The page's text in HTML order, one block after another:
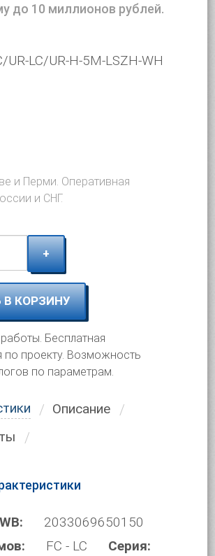
до 10 миллионов рублей.
UR-LC/UR-H-5M-LSZH-WH
и Перми. Оперативная
и СНГ.
+
КОРЗИНУ
Бесплатная
по проекту. Возможность
по параметрам.
Описание
2033069650150
FC - LC
Серия: